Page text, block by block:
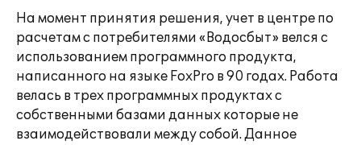
На момент принятия решения, учет в центре по
расчетам с потребителями «Водосбыт» велся с
использованием программного продукта,
написанного на языке FoxPro в 90 годах. Работа
велась в трех программных продуктах с
собственными базами данных которые не
взаимодействовали между собой. Данное